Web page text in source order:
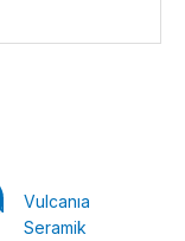
Vulcanıa
Seramik